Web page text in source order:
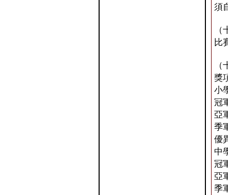
須
（
比
（
獎
小
冠
亞
季
優
中
冠
亞
季